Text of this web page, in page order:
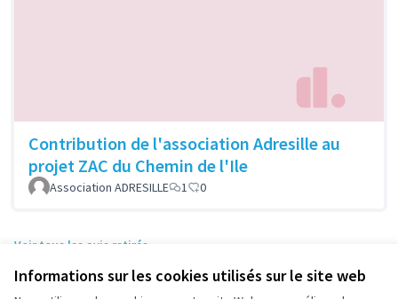
Informations sur les cookies utilisés sur le site web
Contribution de l'association Adresille au
projet ZAC du Chemin de l'Ile
Association ADRESILLE 1 0
Voir tous les avis retirés